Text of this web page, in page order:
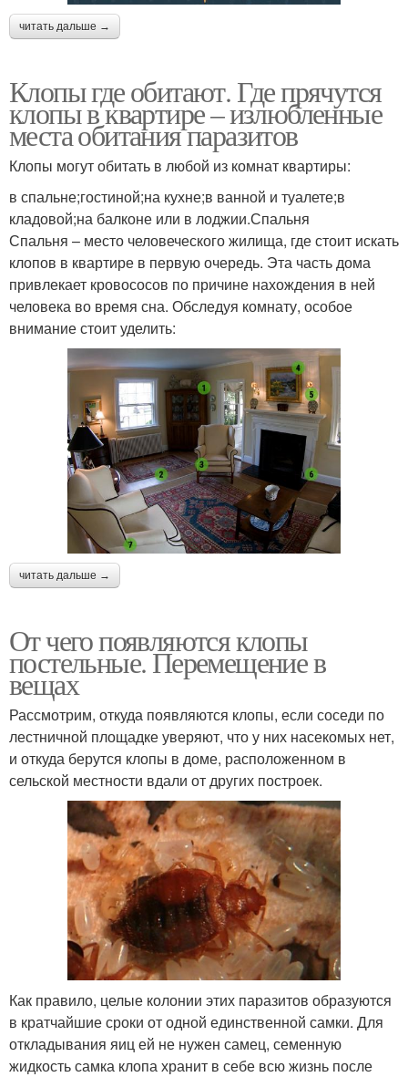
читать дальше →
Клопы где обитают. Где прячутся
клопы в квартире – излюбленные
места обитания паразитов
Клопы могут обитать в любой из комнат квартиры:
в спальне;гостиной;на кухне;в ванной и туалете;в
кладовой;на балконе или в лоджии.Спальня
Спальня – место человеческого жилища, где стоит искать
клопов в квартире в первую очередь. Эта часть дома
привлекает кровососов по причине нахождения в ней
человека во время сна. Обследуя комнату, особое
внимание стоит уделить:
читать дальше →
От чего появляются клопы
постельные. Перемещение в
вещах
Рассмотрим, откуда появляются клопы, если соседи по
лестничной площадке уверяют, что у них насекомых нет,
и откуда берутся клопы в доме, расположенном в
сельской местности вдали от других построек.
Как правило, целые колонии этих паразитов образуются
в кратчайшие сроки от одной единственной самки. Для
откладывания яиц ей не нужен самец, семенную
жидкость самка клопа хранит в себе всю жизнь после